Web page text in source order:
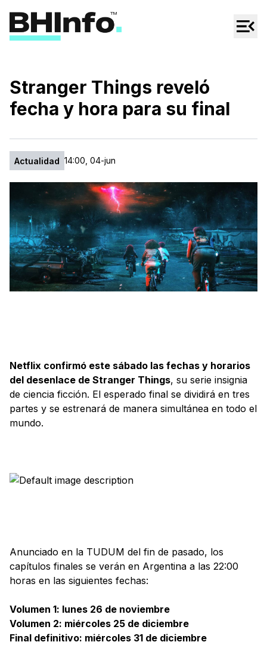
Regionales
Espectáculos
Tecno
Stranger Things reveló
fecha y hora para su final
Actualidad 14:00, 04-jun
Netflix confirmó este sábado las fechas y horarios
del desenlace de Stranger Things, su serie insignia
de ciencia ficción. El esperado final se dividirá en tres
partes y se estrenará de manera simultánea en todo el
mundo.
Anunciado en la TUDUM del fin de pasado, los
capítulos finales se verán en Argentina a las 22:00
horas en las siguientes fechas:
Volumen 1: lunes 26 de noviembre
Volumen 2: miércoles 25 de diciembre
Final definitivo: miércoles 31 de diciembre